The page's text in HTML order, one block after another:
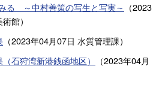
る ～中村善策の写生と写実～ （2023
術館）
（2023年04月07日 水質管理課）
石狩湾新港銭函地区）
（2023年04月